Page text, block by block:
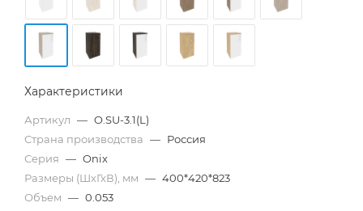
Характеристики
Артикул — O.SU-3.1(L)
Страна производства — Россия
Серия — Onix
Размеры (ШхГхВ), мм — 400*420*823
Объем — 0.053